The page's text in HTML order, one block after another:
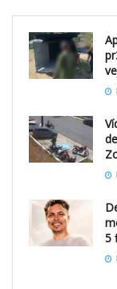
5